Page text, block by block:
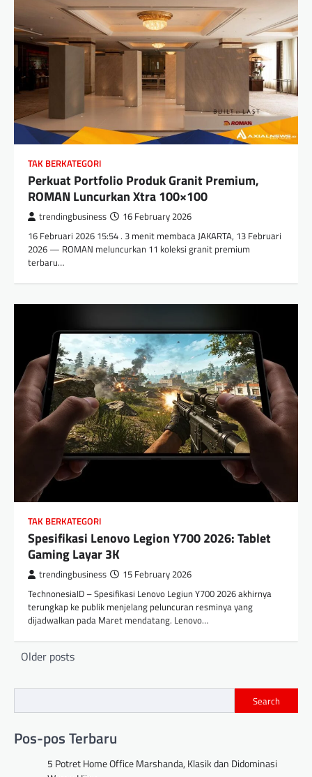
TAK BERKATEGORI
Perkuat Portfolio Produk Granit Premium,
ROMAN Luncurkan Xtra 100×100
trendingbusiness 16 February 2026
16 Februari 2026 15:54 . 3 menit membaca JAKARTA, 13 Februari
2026 — ROMAN meluncurkan 11 koleksi granit premium
terbaru…
TAK BERKATEGORI
Spesifikasi Lenovo Legion Y700 2026: Tablet
Gaming Layar 3K
trendingbusiness 15 February 2026
TechnonesiaID – Spesifikasi Lenovo Legiun Y700 2026 akhirnya
terungkap ke publik menjelang peluncuran resminya yang
dijadwalkan pada Maret mendatang. Lenovo…
Posts
Older posts
Search
Pos-pos Terbaru
5 Potret Home Office Marshanda, Klasik dan Didominasi